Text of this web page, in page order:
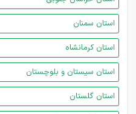
استان سمنان
استان کرمانشاه
استان سیستان و بلوچستان
استان گلستان